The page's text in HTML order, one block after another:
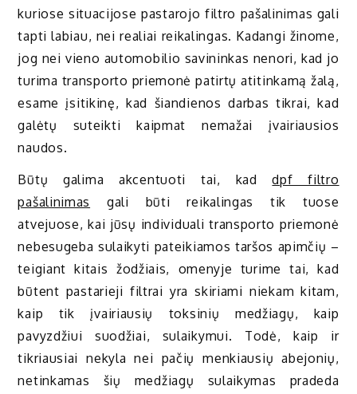
kuriose situacijose pastarojo filtro pašalinimas gali
tapti labiau, nei realiai reikalingas. Kadangi žinome,
jog nei vieno automobilio savininkas nenori, kad jo
turima transporto priemonė patirtų atitinkamą žalą,
esame įsitikinę, kad šiandienos darbas tikrai, kad
galėtų suteikti kaipmat nemažai įvairiausios
naudos.
Būtų galima akcentuoti tai, kaddpf filtro
pašalinimas
gali būti reikalingas tik tuose
atvejuose, kai jūsų individuali transporto priemonė
nebesugeba sulaikyti pateikiamos taršos apimčių –
teigiant kitais žodžiais, omenyje turime tai, kad
būtent pastarieji filtrai yra skiriami niekam kitam,
kaip tik įvairiausių toksinių medžiagų, kaip
pavyzdžiui suodžiai, sulaikymui. Todė, kaip ir
tikriausiai nekyla nei pačių menkiausių abejonių,
netinkamas šių medžiagų sulaikymas pradeda